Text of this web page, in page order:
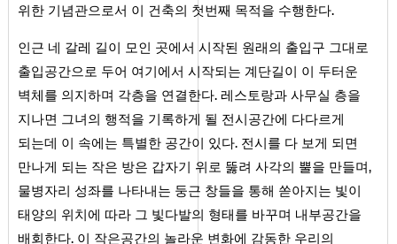
위한 기념관으로서 이 건축의 첫번째 목적을 수행한다.
인근 네 갈레 길이 모인 곳에서 시작된 원래의 출입구 그대로
출입공간으로 두어 여기에서 시작되는 계단길이 이 두터운
벽체를 의지하며 각층을 연결한다. 레스토랑과 사무실 층을
지나면 그녀의 행적을 기록하게 될 전시공간에 다다르게
되는데 이 속에는 특별한 공간이 있다. 전시를 다 보게 되면
만나게 되는 작은 방은 갑자기 위로 뚫려 사각의 뿔을 만들며,
물병자리 성좌를 나타내는 둥근 창들을 통해 쏟아지는 빛이
태양의 위치에 따라 그 빛다발의 형태를 바꾸며 내부공간을
배회한다. 이 작은공간의 놀라운 변화에 감동한 우리의